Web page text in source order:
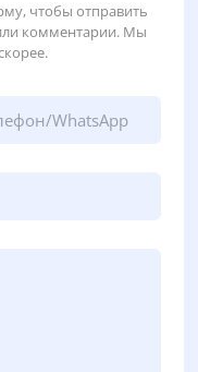
чтобы отправить
комментарии. Мы